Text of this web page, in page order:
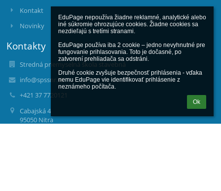
EduPage nepoužíva žiadne reklamné, analytické alebo
iné súkromie ohrozujúce cookies. Žiadne cookies sa
nezdieľajú s tretími stranami.
EduPage používa iba 2 cookie – jedno nevyhnutné pre
fungovanie prihlasovania. Toto je dočasné, po
zatvorení prehliadača sa odstráni.
Druhé cookie zvyšuje bezpečnosť prihlásenia - vďaka
nemu EduPage vie identifikovať prihlásenie z
neznámeho počítača.
Ok
Kontakt
Novinky
Kontakty
Stredná priemyselná škola stavebná
info@spssnr.sk
+421 37 7720121
Cabajská 4
95050 Nitra